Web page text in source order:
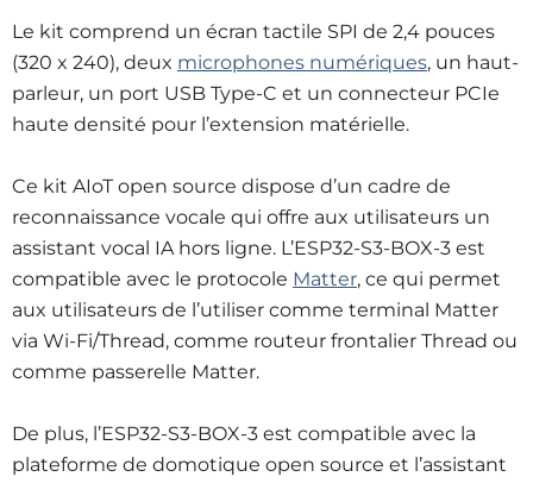
Le kit comprend un écran tactile SPI de 2,4 pouces
(320 x 240), deux microphones numériques, un haut-
parleur, un port USB Type-C et un connecteur PCIe
haute densité pour l’extension matérielle.
Ce kit AIoT open source dispose d’un cadre de
reconnaissance vocale qui offre aux utilisateurs un
assistant vocal IA hors ligne. L’ESP32-S3-BOX-3 est
compatible avec le protocole Matter, ce qui permet
aux utilisateurs de l’utiliser comme terminal Matter
via Wi-Fi/Thread, comme routeur frontalier Thread ou
comme passerelle Matter.
De plus, l’ESP32-S3-BOX-3 est compatible avec la
plateforme de domotique open source et l’assistant